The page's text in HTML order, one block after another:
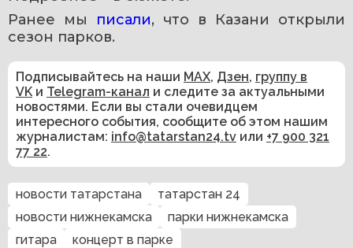
Ранее мы писали, что в Казани открыли
сезон парков.
Подписывайтесь на наши MAX, Дзен, группу в
VK и Telegram-канал и следите за актуальными
новостями. Если вы стали очевидцем
интересного события, сообщите об этом нашим
журналистам: info@tatarstan24.tv или +7 900 321
77 22.
новости татарстана
татарстан 24
новости нижнекамска
парки нижнекамска
гитара
концерт в парке